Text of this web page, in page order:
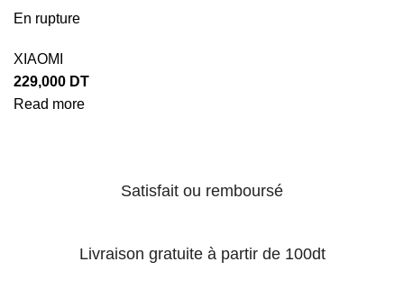
En rupture
XIAOMI
229,000 DT
Read more
Satisfait ou remboursé
Livraison gratuite à partir de 100dt